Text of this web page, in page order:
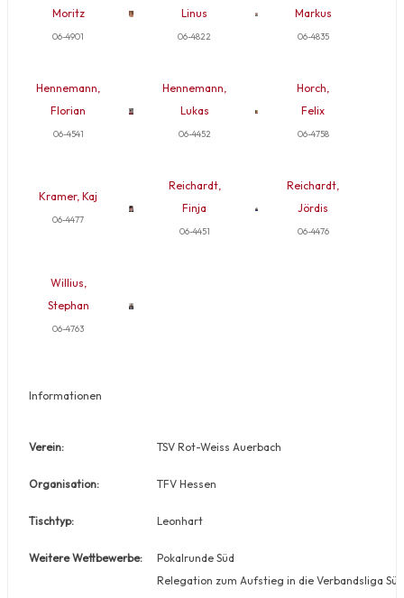
Moritz
06-4901
Linus
06-4822
Markus
06-4835
Hennemann,
Florian
06-4541
Hennemann,
Lukas
06-4452
Horch,
Felix
06-4758
Kramer, Kaj
06-4477
Reichardt,
Finja
06-4451
Reichardt,
Jördis
06-4476
Willius,
Stephan
06-4763
Informationen
Verein: TSV Rot-Weiss Auerbach
Organisation: TFV Hessen
Tischtyp: Leonhart
Weitere Wettbewerbe:
Pokalrunde Süd
Relegation zum Aufstieg in die Verbandsliga Süd